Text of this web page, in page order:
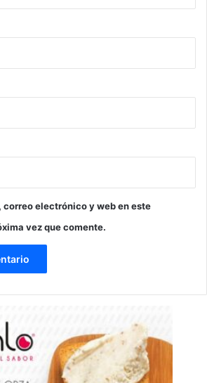
correo electrónico y web en este
vez que comente.